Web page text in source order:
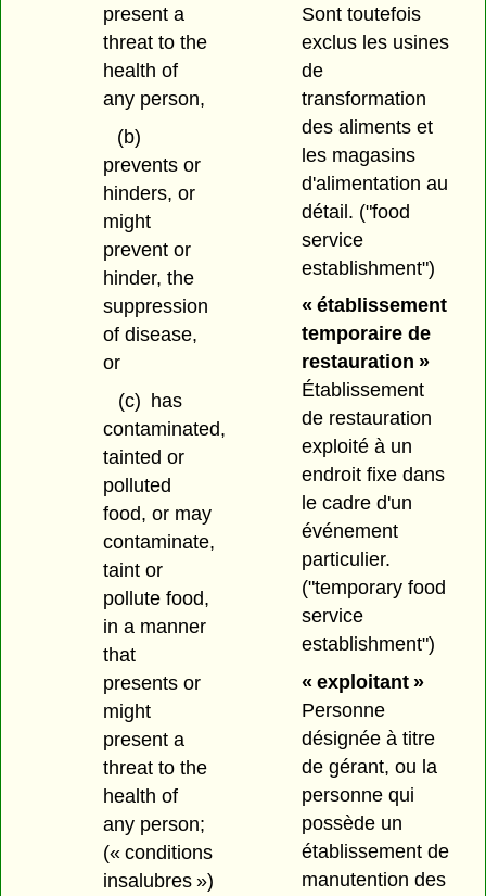
present a
threat to the
health of
any person,
(b)
prevents or
hinders, or
might
prevent or
hinder, the
suppression
of disease,
or
(c) has
contaminated,
tainted or
polluted
food, or may
contaminate,
taint or
pollute food,
in a manner
that
presents or
might
present a
threat to the
health of
any person;
(« conditions
insalubres »)
Sont toutefois
exclus les usines
de
transformation
des aliments et
les magasins
d'alimentation au
détail. ("food
service
establishment")
« établissement
temporaire de
restauration »
Établissement
de restauration
exploité à un
endroit fixe dans
le cadre d'un
événement
particulier.
("temporary food
service
establishment")
« exploitant »
Personne
désignée à titre
de gérant, ou la
personne qui
possède un
établissement de
manutention des